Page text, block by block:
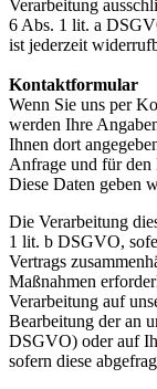
Verarbeitung
6 Abs. 1 lit. a
ist jederzeit
Kontaktformular
Wenn Sie uns per
werden Ihre
Ihnen dort
Anfrage und für den
Diese Daten geben
Die Verarbeitung
1 lit. b DSGVO,
Vertrags
Maßnahmen
Verarbeitung auf
Bearbeitung der an
DSGVO) oder auf
sofern diese